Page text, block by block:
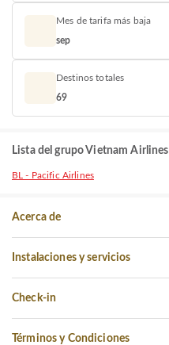
Mes de tarifa más baja
sep
Destinos totales
69
Lista del grupo Vietnam Airlines
BL - Pacific Airlines
Acerca de
Instalaciones y servicios
Check-in
Términos y Condiciones